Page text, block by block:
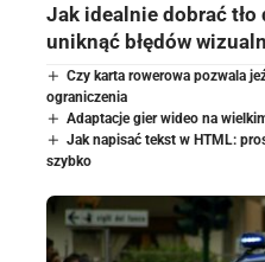
Jak idealnie dobrać
uniknąć błędów
Czy karta rowerowa pozwala
ograniczenia
Adaptacje gier wideo na
Jak napisać tekst w HTML:
szybko